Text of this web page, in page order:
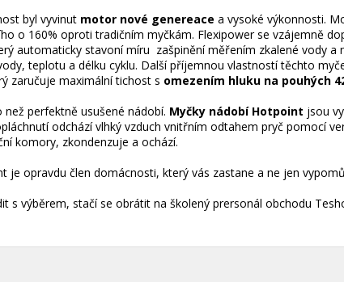
byl vyvinut motor nové genereace a vysoké výkonnosti.
o 160% oproti tradičním myčkám. Flexipower se vzájemně
automaticky stavoní míru zašpinění měřením zkalené vody a
teplotu a délku cyklu. Další příjemnou vlastností těchto
zaručuje maximální tichost s omezením hluku na pouhých
perfektně usušené nádobí. Myčky nádobí Hotpoint jsou
odchází vlhký vzduch vnitřním odtahem pryč pomocí
komory, zkondenzuje a ochází.
je opravdu člen domácnosti, který vás zastane a ne jen
s výběrem, stačí se obrátit na školený prersonál obchodu